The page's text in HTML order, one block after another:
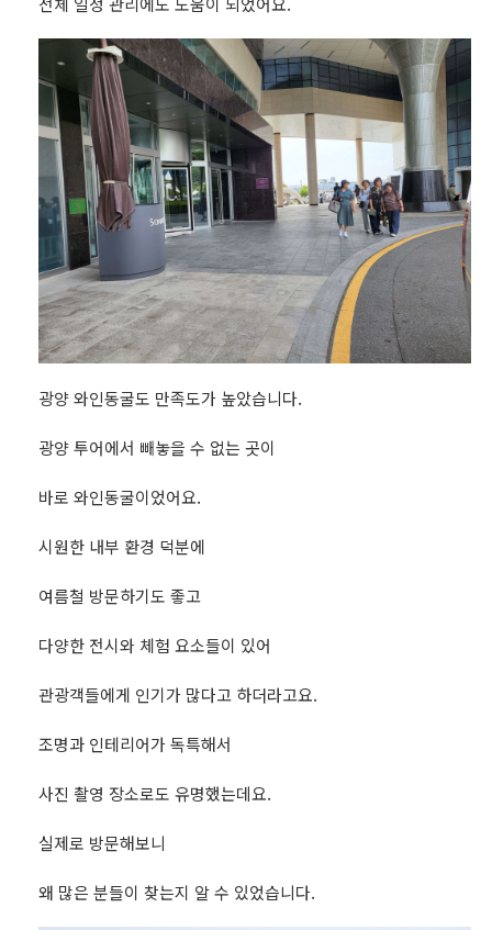
광양 와인동굴도 만족도가 높았습니다.
광양 투어에서 빼놓을 수 없는 곳이
바로 와인동굴이었어요.
시원한 내부 환경 덕분에
여름철 방문하기도 좋고
다양한 전시와 체험 요소들이 있어
관광객들에게 인기가 많다고 하더라고요.
조명과 인테리어가 독특해서
사진 촬영 장소로도 유명했는데요.
실제로 방문해보니
왜 많은 분들이 찾는지 알 수 있었습니다.